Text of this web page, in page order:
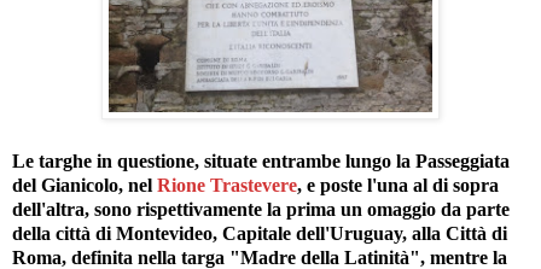
Le targhe in questione, situate entrambe lungo la Passeggiata
del Gianicolo, nel Rione Trastevere, e poste l'una al di sopra
dell'altra, sono rispettivamente la prima un omaggio da parte
della città di Montevideo, Capitale dell'Uruguay, alla Città di
Roma, definita nella targa "Madre della Latinità", mentre la